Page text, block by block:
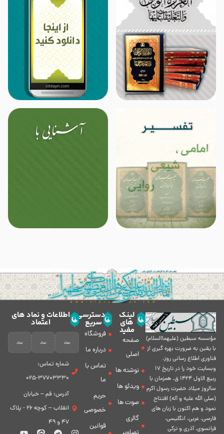
مؤسسه سبطين (عليهماالسلام)
با يقين به ضرورت بهره گیرى از
فناورى اطلاع رسانى روز،
وبسایت خود را در تاريخ 17
ربيع الاول 1424 ق. همزمان با
سالروز ميلاد حضرت رسول اكرم
(صلی الله علیه و آله) افتتاح
نمود و هم اكنون با زبان های
فارسی، عربى، انگلیسی،
فرانسوی، آذری و ترکی
لینک
های
مفید
صفحه
اصلی
نوشته ها
ویدئو ها
صوت ها
گالری
دسترسی
سریع
فروشگاه
درباره ما
تماس با
ما
حریم
خصوصی
قوانین
اطلاعات و نماد های
اعتماد
شماره تماس:
37703330-025
آدرس: قم – خیابان
انقلاب – کوچه 26 - پلاک
47 و 49